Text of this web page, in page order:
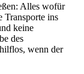
Alles wofür
Transporte ins
keine
des
wenn der